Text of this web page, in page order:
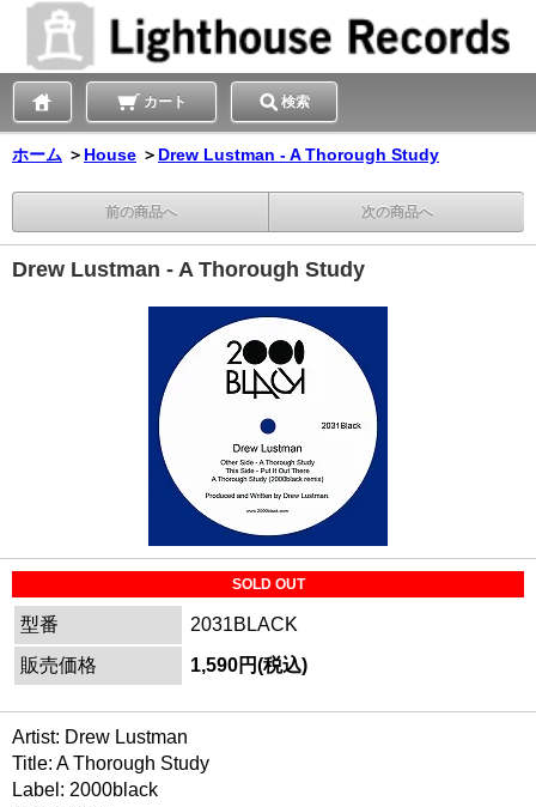
カート 検索
ホーム ＞ House ＞ Drew Lustman - A Thorough Study
前の商品へ 次の商品へ
Drew Lustman - A Thorough Study
SOLD OUT
型番
2031BLACK
販売価格
1,590円(税込)
Artist: Drew Lustman
Title: A Thorough Study
Label: 2000black